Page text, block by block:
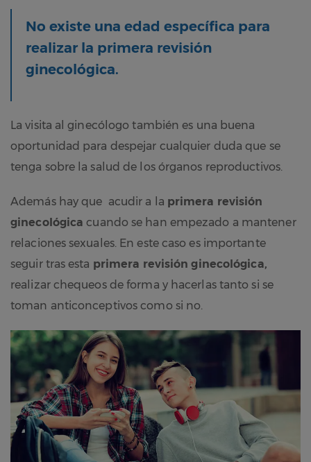
No existe una edad específica para
realizar la primera revisión
ginecológica.
La visita al ginecólogo también es una buena
oportunidad para despejar cualquier duda que se
tenga sobre la salud de los órganos reproductivos.
Además hay que acudir a la primera revisión
ginecológica cuando se han empezado a mantener
relaciones sexuales. En este caso es importante
seguir tras esta primera revisión ginecológica,
realizar chequeos de forma y hacerlas tanto si se
toman anticonceptivos como si no.